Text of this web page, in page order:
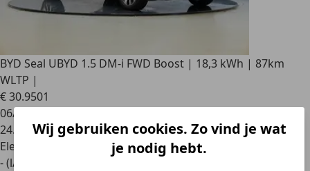
Wij gebruiken cookies. Zo vind je wat
je nodig hebt.
BYD Seal UBYD 1.5 DM-i FWD Boost | 18,3 kWh | 87km
WLTP |
€ 30.9501
06/2025
24.058 km
Elektro/Benzine
- (l/100 km)